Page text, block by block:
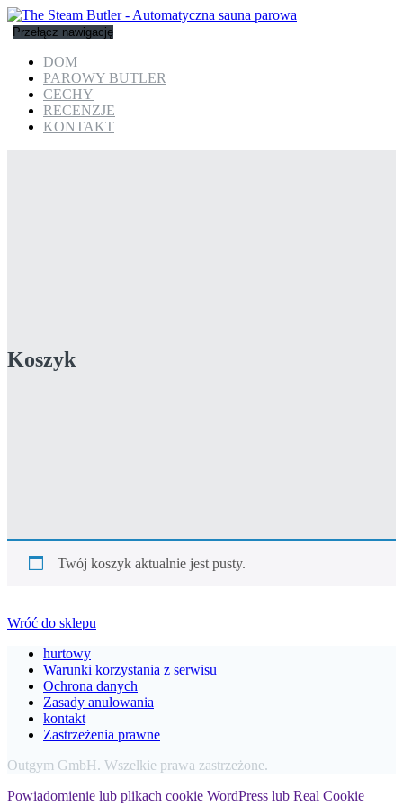
Przełącz nawigację
DOM
PAROWY BUTLER
CECHY
RECENZJE
KONTAKT
Koszyk
Twój koszyk aktualnie jest pusty.
Wróć do sklepu
hurtowy
Warunki korzystania z serwisu
Ochrona danych
Zasady anulowania
kontakt
Zastrzeżenia prawne
Outgym GmbH. Wszelkie prawa zastrzeżone.
Powiadomienie lub plikach cookie WordPress lub Real Cookie